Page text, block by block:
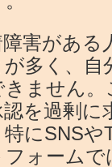
障害がある
多く、自
ません。
を過剰に
にSNSや
ォームで